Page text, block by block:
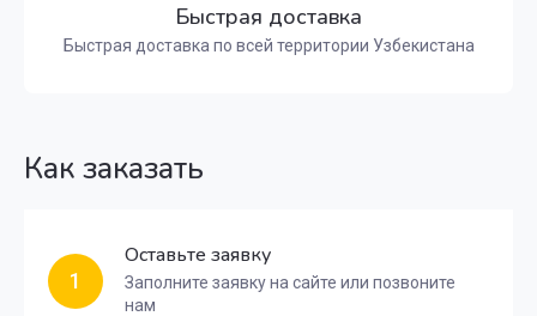
Быстрая доставка
Быстрая доставка по всей территории Узбекистана
Как заказать
1
Оставьте заявку
Заполните заявку на сайте или позвоните
нам